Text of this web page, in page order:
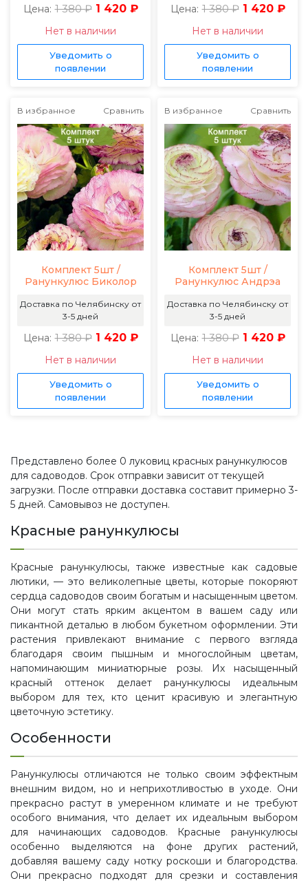
Цена: 1 380 ₽ 1 420 ₽
Нет в наличии
Уведомить о
появлении
Цена: 1 380 ₽ 1 420 ₽
Нет в наличии
Уведомить о
появлении
В избранное Сравнить
Комплект 5шт /
Ранункулюс Биколор
Доставка по Челябинску от
3-5 дней
Цена: 1 380 ₽ 1 420 ₽
Нет в наличии
Уведомить о
появлении
В избранное Сравнить
Комплект 5шт /
Ранункулюс Андрэа
Доставка по Челябинску от
3-5 дней
Цена: 1 380 ₽ 1 420 ₽
Нет в наличии
Уведомить о
появлении
Представлено более 0 луковиц красных ранункулюсов
для садоводов. Срок отправки зависит от текущей
загрузки. После отправки доставка составит примерно 3-
5 дней. Самовывоз не доступен.
Красные ранункулюсы
Красные ранункулюсы, также известные как садовые
лютики, — это великолепные цветы, которые покоряют
сердца садоводов своим богатым и насыщенным цветом.
Они могут стать ярким акцентом в вашем саду или
пикантной деталью в любом букетном оформлении. Эти
растения привлекают внимание с первого взгляда
благодаря своим пышным и многослойным цветам,
напоминающим миниатюрные розы. Их насыщенный
красный оттенок делает ранункулюсы идеальным
выбором для тех, кто ценит красивую и элегантную
цветочную эстетику.
Особенности
Ранункулюсы отличаются не только своим эффектным
внешним видом, но и неприхотливостью в уходе. Они
прекрасно растут в умеренном климате и не требуют
особого внимания, что делает их идеальным выбором
для начинающих садоводов. Красные ранункулюсы
особенно выделяются на фоне других растений,
добавляя вашему саду нотку роскоши и благородства.
Они прекрасно подходят для срезки и составления